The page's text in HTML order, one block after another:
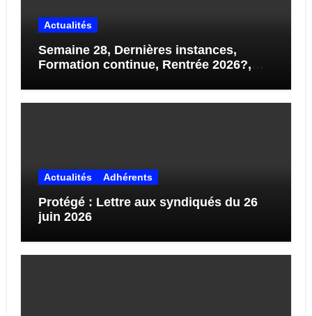
Actualités
Semaine 28, Dernières instances,
Formation continue, Rentrée 2026?,
Actualités Adhérents
Protégé : Lettre aux syndiqués du 26
juin 2026